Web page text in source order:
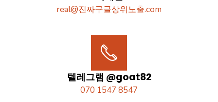
real@진짜구글상위노출.com
텔레그램 @goat82
070 1547 8547